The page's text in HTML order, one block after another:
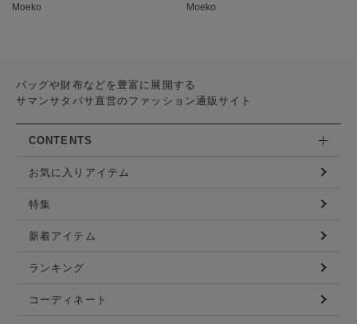
Moeko
Moeko
バッグや財布などを豊富に展開する
サマンサタバサ直営のファッション通販サイト
CONTENTS
お気に入りアイテム
特集
新着アイテム
ランキング
コーディネート